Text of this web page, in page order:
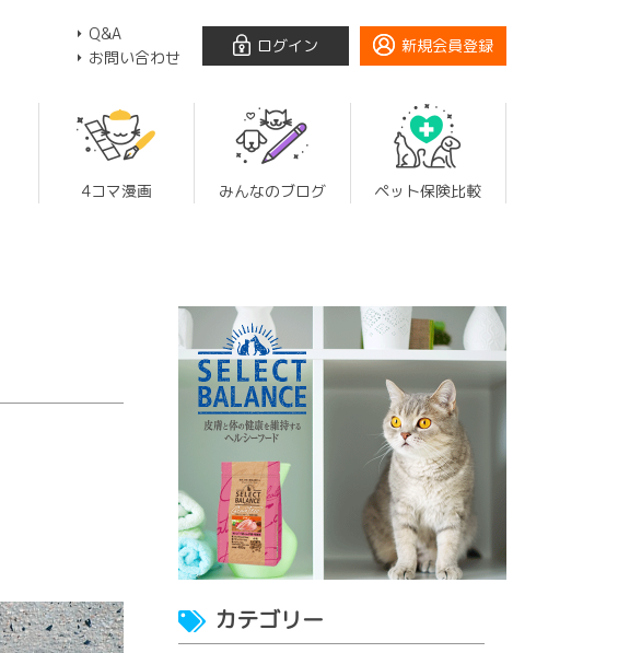
Q&A
お問い合わせ
ログイン 新規会員登録
4コマ漫画 みんなのブログ ペット保険比較
カテゴリー